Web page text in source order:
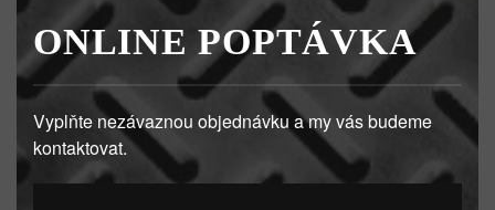
ONLINE POPTÁVKA
Vyplňte nezávaznou objednávku a my vás budeme
kontaktovat.